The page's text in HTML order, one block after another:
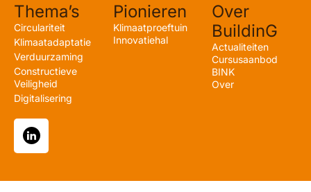
Thema’s
Circulariteit
Klimaatadaptatie
Verduurzaming
Constructieve
Veiligheid
Digitalisering
Pionieren
Klimaatproeftuin
Innovatiehal
Over
BuildinG
Actualiteiten
Cursusaanbod
BINK
Over